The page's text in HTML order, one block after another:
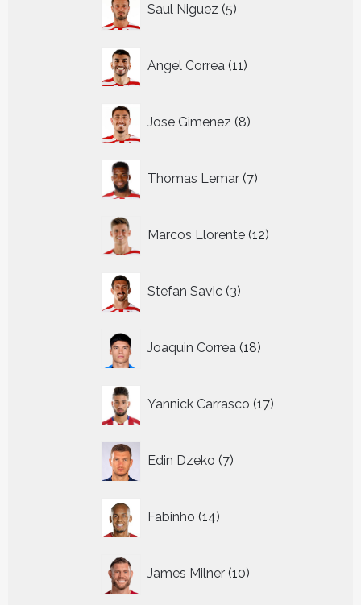
Saul Niguez 5
producten
Angel Correa 11
producten
Jose Gimenez 8
producten
Thomas Lemar 7
producten
Marcos Llorente 12
producten
Stefan Savic 3
producten
Joaquin Correa 18
producten
Yannick Carrasco 17
producten
Edin Dzeko 7
producten
Fabinho 14
producten
James Milner 10
producten